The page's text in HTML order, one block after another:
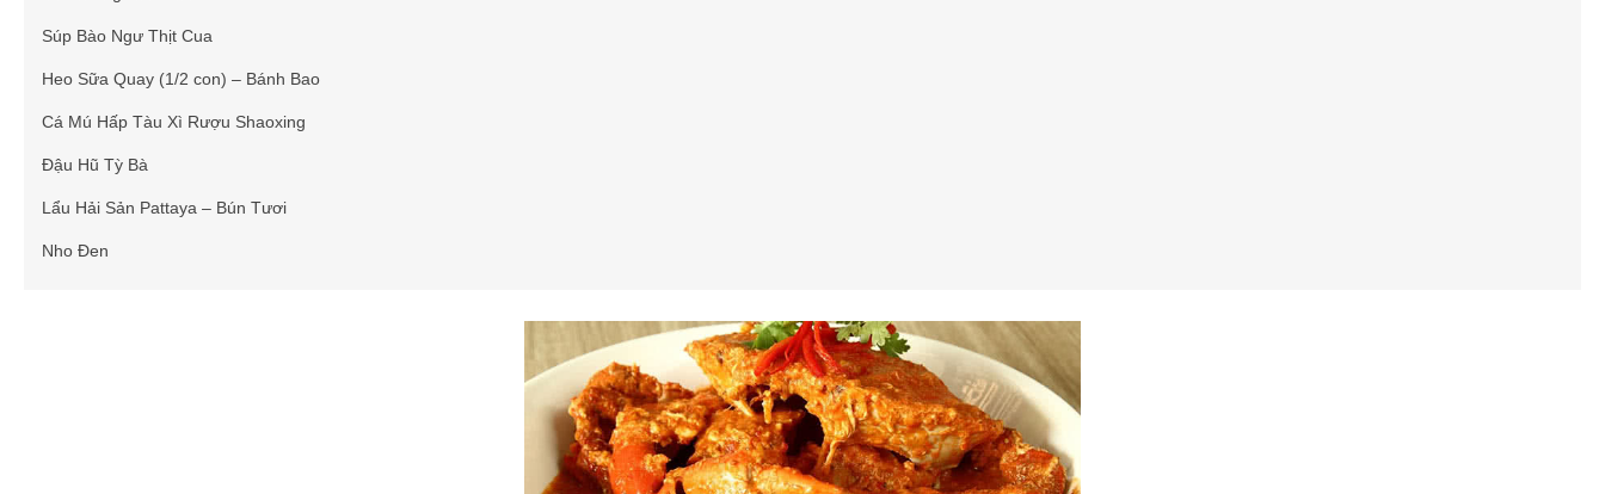
Súp Bào Ngư Thịt Cua
Heo Sữa Quay (1/2 con) – Bánh Bao
Cá Mú Hấp Tàu Xì Rượu Shaoxing
Đậu Hũ Tỳ Bà
Lẩu Hải Sản Pattaya – Bún Tươi
Nho Đen